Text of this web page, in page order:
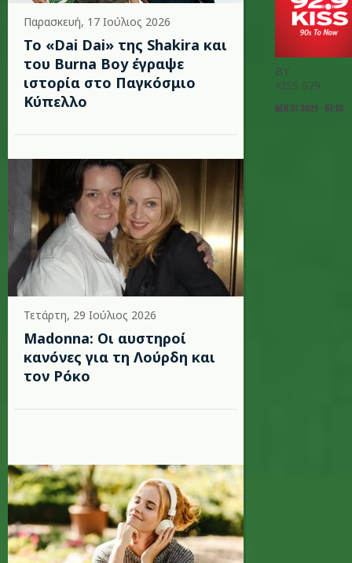
Παρασκευή, 17 Ιούλιος 2026
To «Dai Dai» της Shakira και
του Burna Boy έγραψε
ιστορία στο Παγκόσμιο
Κύπελλο
Τετάρτη, 29 Ιούλιος 2026
Madonna: Οι αυστηροί
κανόνες για τη Λούρδη και
τον Ρόκο
BY
KISS 929
ΔΕΚ 31 2021 - 07:15